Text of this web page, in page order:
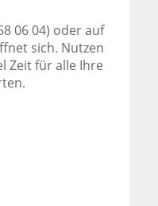
06 04) oder auf
sich. Nutzen
Zeit für alle Ihre